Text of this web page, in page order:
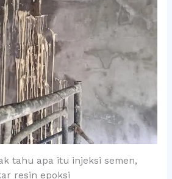
tahu apa itu injeksi semen,
resin epoksi